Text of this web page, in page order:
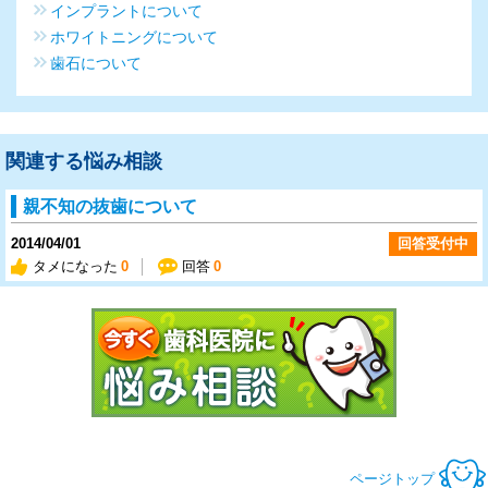
インプラントについて
ホワイトニングについて
歯石について
関連する悩み相談
親不知の抜歯について
2014/04/01
タメになった 0 回答 0
回答受付中
ページトップ